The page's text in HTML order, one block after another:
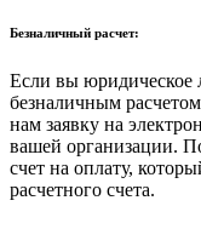
Безналичный расчет:
Если вы юридическое
безналичным
нам заявку на
вашей организации.
счет на оплату,
расчетного счета.